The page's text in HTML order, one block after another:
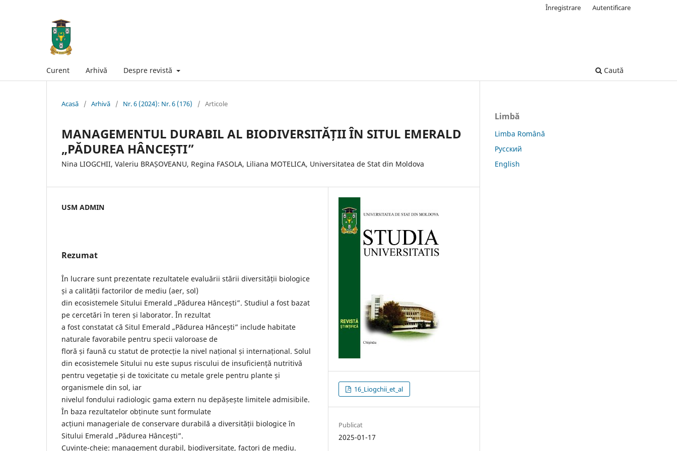
Curent Arhivă Despre revistă Caută
Înregistrare Autentificare
Acasă / Arhivă / Nr. 6 (2024): Nr. 6 (176) / Articole
MANAGEMENTUL DURABIL AL BIODIVERSITĂȚII ÎN SITUL EMERALD
„PĂDUREA HÂNCEȘTI”
Nina LIOGCHII, Valeriu BRAȘOVEANU, Regina FASOLA, Liliana MOTELICA, Universitatea de Stat din Moldova
USM ADMIN
Rezumat
În lucrare sunt prezentate rezultatele evaluării stării diversității biologice
și a calității factorilor de mediu (aer, sol)
din ecosistemele Sitului Emerald „Pădurea Hâncești”. Studiul a fost bazat
pe cercetări în teren și laborator. În rezultat
a fost constatat că Situl Emerald „Pădurea Hâncești” include habitate
naturale favorabile pentru specii valoroase de
floră și faună cu statut de protecție la nivel național și internațional. Solul
din ecosistemele Sitului nu este supus riscului de insuficiență nutritivă
pentru vegetație și de toxicitate cu metale grele pentru plante și
organismele din sol, iar
nivelul fondului radiologic gama extern nu depășește limitele admisibile.
În baza rezultatelor obținute sunt formulate
acțiuni manageriale de conservare durabilă a diversității biologice în
Sitului Emerald „Pădurea Hâncești”.
Cuvinte-cheie: management durabil, biodiversitate, factori de mediu.
16_Liogchii_et_al
Publicat
2025-01-17
Limbă
Limba Română
Русский
English